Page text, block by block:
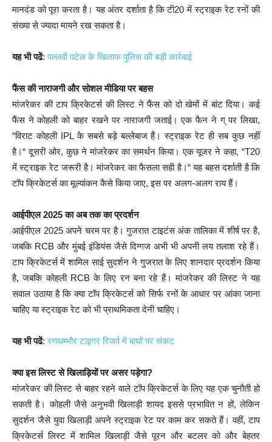
मानदंड को पूरा करता है। यह अंतर दर्शाता है कि टी20 में स्ट्राइक रेट रनों की
संख्या से ज्यादा मायने रख सकता है।
यह भी पढें:पल्लवी पटेल के खिलाफ पुलिस की बड़ी कार्रवाई
फैंस की नाराजगी और सोशल मीडिया पर बहस
मांजरेकर की टाप क्रिकेटर्स की लिस्ट ने फैंस को दो खेमों में बांट दिया। कई
फैंस ने कोहली को बाहर रखने पर नाराजगी जताई। एक फैन ने ग् पर लिखा,
“विराट कोहली IPL के सबसे बड़े बल्लेबाज हैं। स्ट्राइक रेट ही सब कुछ नहीं
है।“ दूसरी ओर, कुछ ने मांजरेकर का समर्थन किया। एक यूजर ने कहा, “T20
में स्ट्राइक रेट जरूरी है। मांजरेकर का फैसला सही है।“ यह बहस दर्शाती है कि
टॉप क्रिकेटर्स का मूल्यांकन कैसे किया जाए, इस पर अलग-अलग राय हैं।
आईपीएल 2025 का अब तक का प्रदर्शन
आईपीएल 2025 अपने चरम पर है। गुजरात टाइटंस अंक तालिका में शीर्ष पर है,
जबकि RCB और मुंबई इंडियंस जैसे दिग्गज अभी भी अपनी लय तलाश रहे हैं।
टाप क्रिकेटर्स में शामिल साई सुदर्शन ने गुजरात के लिए शानदार प्रदर्शन किया
है, जबकि कोहली RCB के लिए रन बना रहे हैं। मांजरेकर की लिस्ट ने यह
सवाल उठाया है कि क्या टॉप क्रिकेटर्स को सिर्फ रनों के आधार पर आंका जाना
चाहिए या स्ट्राइक रेट को भी प्राथमिकता देनी चाहिए।
यह भी पढें:रणथम्भौर टाइगर रिजर्व में बाघों पर संकट
क्या इस लिस्ट से खिलाड़ियों पर असर पड़ेगा?
मांजरेकर की लिस्ट से बाहर रहने वाले टॉप क्रिकेटर्स के लिए यह एक चुनौती हो
सकती है। कोहली जैसे अनुभवी खिलाड़ी शायद इससे प्रभावित न हों, लेकिन
सुदर्शन जैसे युवा खिलाड़ी अपने स्ट्राइक रेट पर काम कर सकते हैं। वहीं, टाप
क्रिकेटर्स लिस्ट में शामिल खिलाड़ी जैसे पूरन और बटलर को और बेहतर